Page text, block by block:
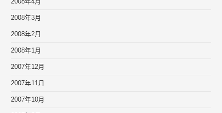
2008年4月
2008年3月
2008年2月
2008年1月
2007年12月
2007年11月
2007年10月